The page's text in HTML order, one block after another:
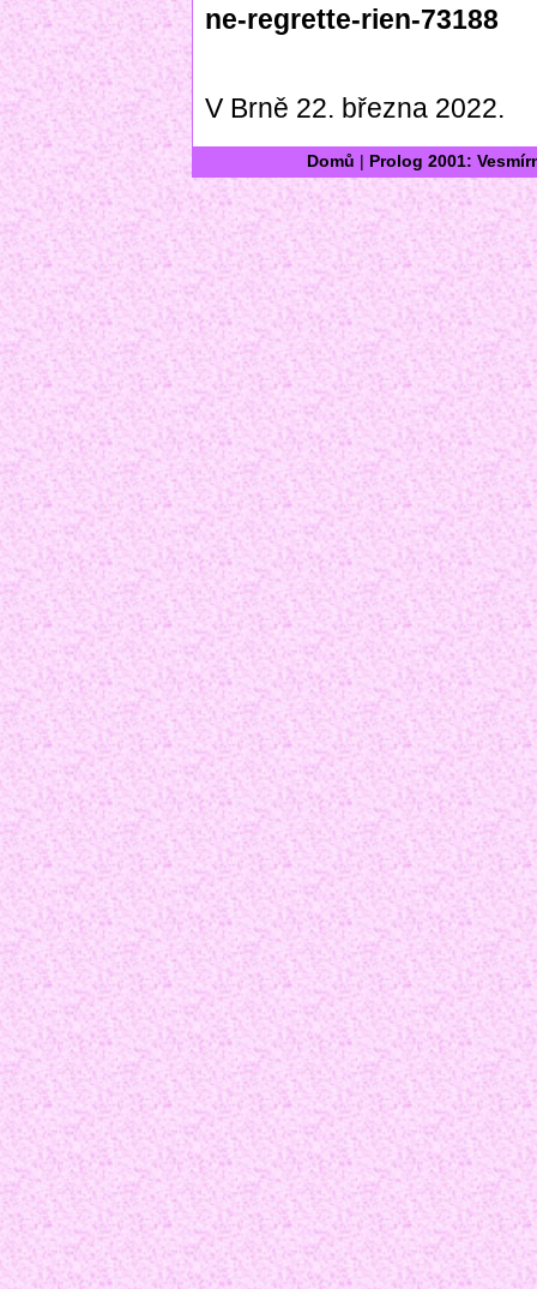
ne-regrette-rien-73188
V Brně 22. března 2022.
Domů Prolog 2001: